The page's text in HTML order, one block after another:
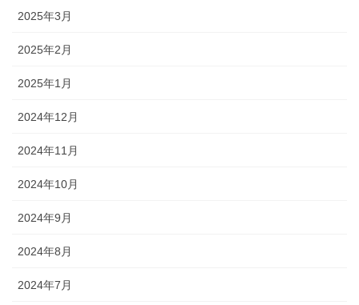
2025年3月
2025年2月
2025年1月
2024年12月
2024年11月
2024年10月
2024年9月
2024年8月
2024年7月